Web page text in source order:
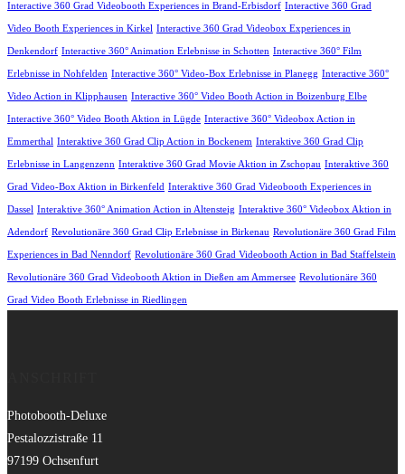
Interactive 360 Grad Videobooth Experiences in Brand-Erbisdorf Interactive 360 Grad
Video Booth Experiences in Kirkel Interactive 360 Grad Videobox Experiences in
Denkendorf Interactive 360° Animation Erlebnisse in Schotten Interactive 360° Film
Erlebnisse in Nohfelden Interactive 360° Video-Box Erlebnisse in Planegg Interactive 360°
Video Action in Klipphausen Interactive 360° Video Booth Action in Boizenburg Elbe
Interactive 360° Video Booth Aktion in Lügde Interactive 360° Videobox Action in
Emmerthal Interaktive 360 Grad Clip Action in Bockenem Interaktive 360 Grad Clip
Erlebnisse in Langenzenn Interaktive 360 Grad Movie Aktion in Zschopau Interaktive 360
Grad Video-Box Aktion in Birkenfeld Interaktive 360 Grad Videobooth Experiences in
Dassel Interaktive 360° Animation Action in Altensteig Interaktive 360° Videobox Aktion in
Adendorf Revolutionäre 360 Grad Clip Erlebnisse in Birkenau Revolutionäre 360 Grad Film
Experiences in Bad Nenndorf Revolutionäre 360 Grad Videobooth Action in Bad Staffelstein
Revolutionäre 360 Grad Videobooth Aktion in Dießen am Ammersee Revolutionäre 360
Grad Video Booth Erlebnisse in Riedlingen
Photobooth-Deluxe
Pestalozzistraße 11
97199 Ochsenfurt